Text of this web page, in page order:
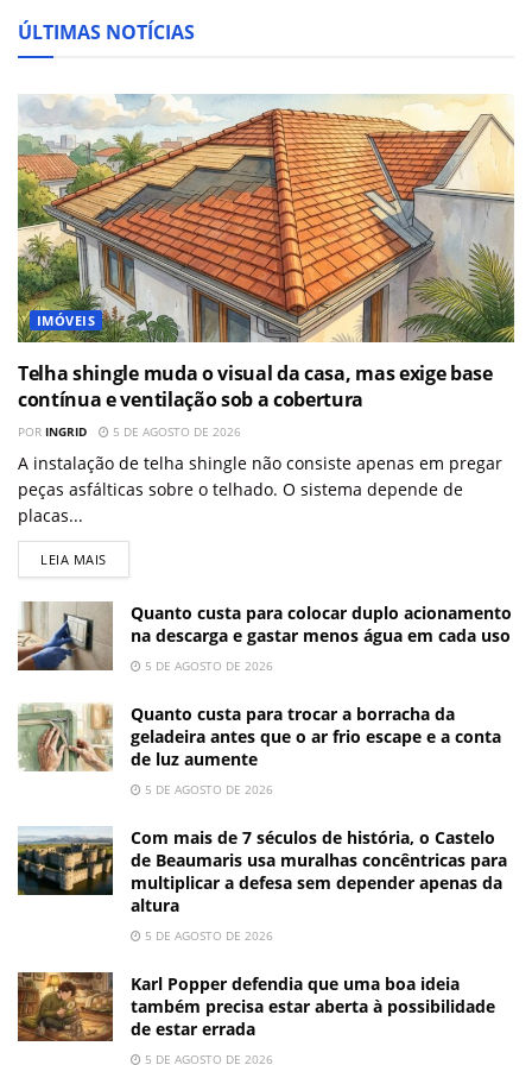
ÚLTIMAS NOTÍCIAS
IMÓVEIS
Telha shingle muda o visual da casa, mas exige base
contínua e ventilação sob a cobertura
POR INGRID 5 DE AGOSTO DE 2026
A instalação de telha shingle não consiste apenas em pregar
peças asfálticas sobre o telhado. O sistema depende de
placas...
LEIA MAIS
Quanto custa para colocar duplo acionamento
na descarga e gastar menos água em cada uso
5 DE AGOSTO DE 2026
Quanto custa para trocar a borracha da
geladeira antes que o ar frio escape e a conta
de luz aumente
5 DE AGOSTO DE 2026
Com mais de 7 séculos de história, o Castelo
de Beaumaris usa muralhas concêntricas para
multiplicar a defesa sem depender apenas da
altura
5 DE AGOSTO DE 2026
Karl Popper defendia que uma boa ideia
também precisa estar aberta à possibilidade
de estar errada
5 DE AGOSTO DE 2026